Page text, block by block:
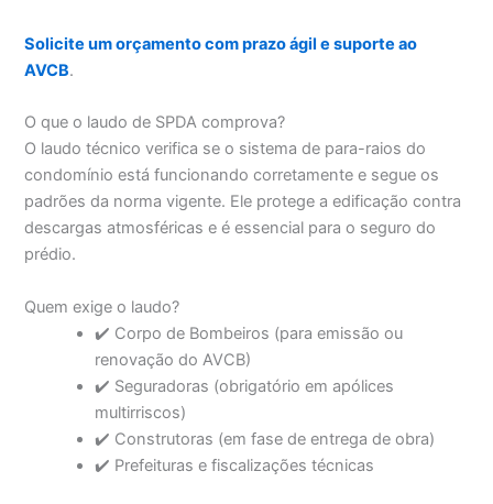
Solicite um orçamento com prazo ágil e suporte ao
AVCB.
O que o laudo de SPDA comprova?
O laudo técnico verifica se o sistema de para-raios do
condomínio está funcionando corretamente e segue os
padrões da norma vigente. Ele protege a edificação contra
descargas atmosféricas e é essencial para o seguro do
prédio.
Quem exige o laudo?
✔️ Corpo de Bombeiros (para emissão ou
renovação do AVCB)
✔️ Seguradoras (obrigatório em apólices
multirriscos)
✔️ Construtoras (em fase de entrega de obra)
✔️ Prefeituras e fiscalizações técnicas